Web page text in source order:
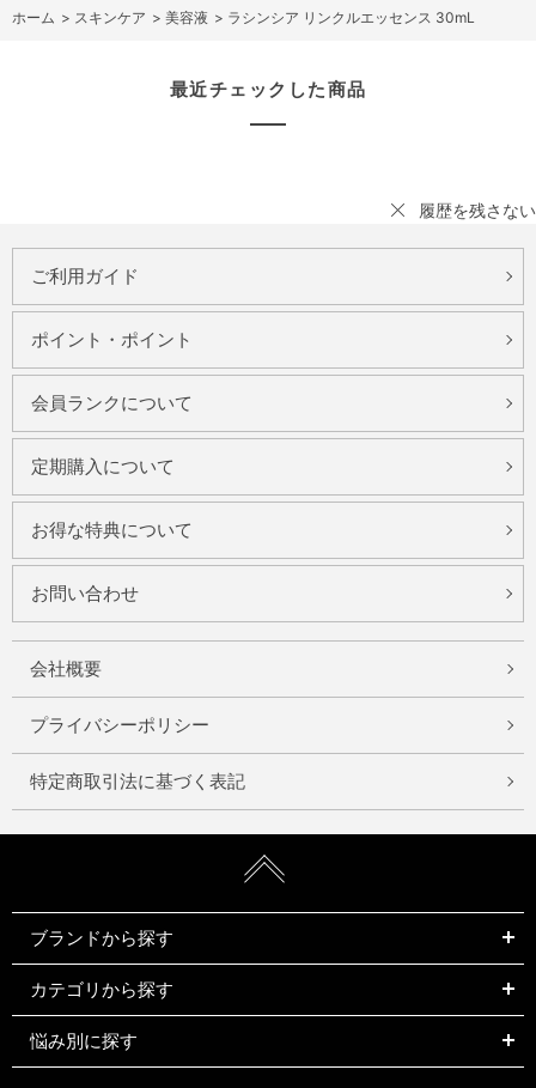
ホーム > スキンケア > 美容液 > ラシンシア リンクルエッセンス 30mL
最近チェックした商品
履歴を残さない
ご利用ガイド
ポイント・ポイント
会員ランクについて
定期購入について
お得な特典について
お問い合わせ
会社概要
プライバシーポリシー
特定商取引法に基づく表記
ブランドから探す
カテゴリから探す
悩み別に探す